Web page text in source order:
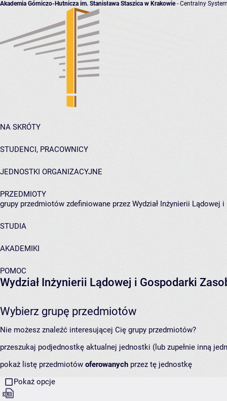
Akademia Górniczo-Hutnicza im. Stanisława Staszica w Krakowie- Centralny
NA SKRÓTY
STUDENCI, PRACOWNICY
JEDNOSTKI ORGANIZACYJNE
PRZEDMIOTY
grupy przedmiotów zdefiniowane przez Wydział Inżynierii Lądowej
STUDIA
AKADEMIKI
POMOC
Wydział Inżynierii Lądowej i Gospodarki
Wybierz grupę przedmiotów
Nie możesz znaleźć interesującej Cię grupy przedmiotów?
przeszukaj podjednostkę aktualnej jednostki (lub zupełnie inną
pokaż listę przedmiotów oferowanych przez tę jednostkę
Pokaż opcje